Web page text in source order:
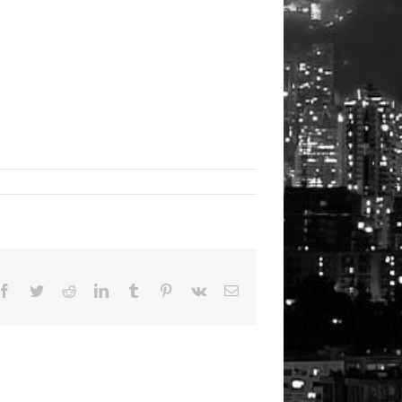
Facebook
TwitterRedditLinkedInTumblr Pinterest
Vk Email